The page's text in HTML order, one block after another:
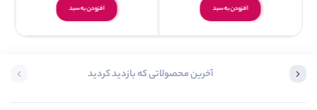
افزودن به سبد افزودن به سبد
آخرین محصولاتی که بازدید کردید